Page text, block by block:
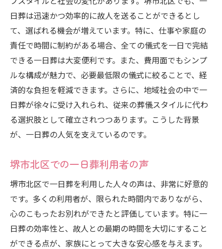
日葬は迅速かつ効率的に故人を送ることができるとし
て、選ばれる機会が増えています。特に、仕事や家庭の
責任で時間に制約がある場合、全ての儀式を一日で完結
できる一日葬は大変便利です。また、費用面でもシンプ
ルな構成が魅力で、必要最低限の儀式に絞ることで、経
済的な負担を軽減できます。さらに、地域社会の中で一
日葬が徐々に受け入れられ、従来の葬儀スタイルに代わ
る選択肢として確立されつつあります。こうした背景
が、一日葬の人気を支えているのです。
堺市北区での一日葬利用者の声
堺市北区で一日葬を利用した人々の声は、非常に好意的
です。多くの利用者が、限られた時間内でありながら、
心のこもったお別れができたと評価しています。特に一
日葬の効率性と、故人との最期の時間を大切にすること
ができる点が、家族にとって大きな安心感を与えます。